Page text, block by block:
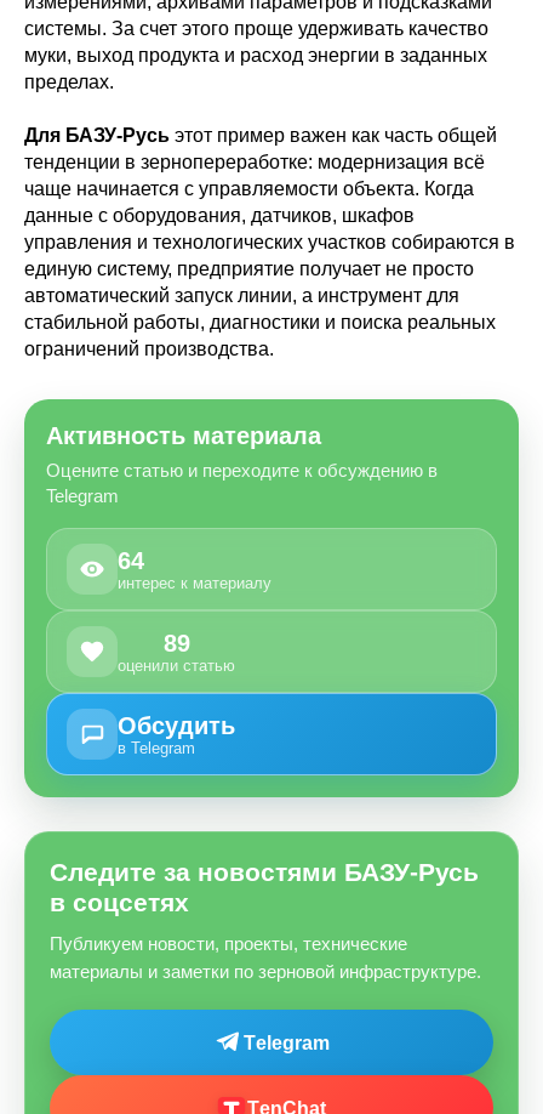
системы. За счет этого проще удерживать качество
муки, выход продукта и расход энергии в заданных
пределах.
Для БАЗУ-Русь этот пример важен как часть общей
тенденции в зернопереработке: модернизация всё
чаще начинается с управляемости объекта. Когда
данные с оборудования, датчиков, шкафов
управления и технологических участков собираются в
единую систему, предприятие получает не просто
автоматический запуск линии, а инструмент для
стабильной работы, диагностики и поиска реальных
ограничений производства.
Активность материала
Оцените статью и переходите к обсуждению в
Telegram
64
интерес к материалу
89
оценили статью
Обсудить
в Telegram
Следите за новостями БАЗУ-Русь
в соцсетях
Публикуем новости, проекты, технические
материалы и заметки по зерновой инфраструктуре.
Telegram
TenChat